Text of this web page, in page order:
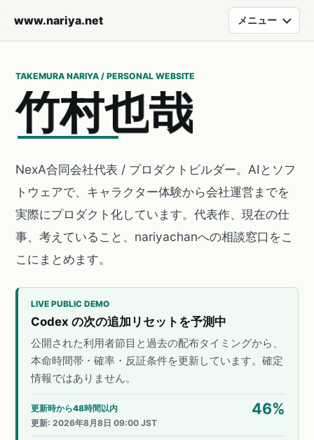
www.nariya.net メニュー
TAKEMURA NARIYA / PERSONAL WEBSITE
竹村也哉
NexA合同会社代表 / プロダクトビルダー。AIとソフ
トウェアで、キャラクター体験から会社運営までを
実際にプロダクト化しています。代表作、現在の仕
事、考えていること、nariyachanへの相談窓口をこ
こにまとめます。
LIVE PUBLIC DEMO
Codex の次の追加リセットを予測中
公開された利用者節目と過去の配布タイミングから、
本命時間帯・確率・反証条件を更新しています。確定
情報ではありません。
更新時から48時間以内 46%
更新:2026年8月8日 09:00 JST